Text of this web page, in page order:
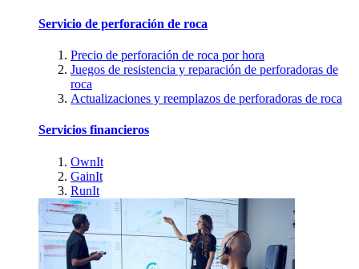
Servicio de perforación de roca
Precio de perforación de roca por hora
Juegos de resistencia y reparación de perforadoras de
roca
Actualizaciones y reemplazos de perforadoras de roca
Servicios financieros
OwnIt
GainIt
RunIt